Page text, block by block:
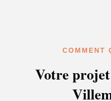
COMMENT
Votre